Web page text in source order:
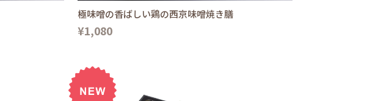
極味噌の香ばしい鶏の西京味噌焼き膳
¥1,080